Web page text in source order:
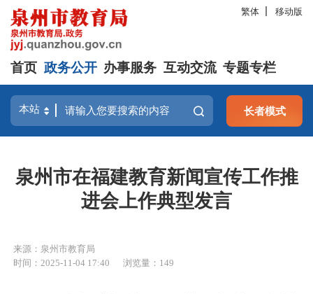
繁体 移动版
首页 政务公开 办事服务 互动交流 专题专栏
长者模式
泉州市在福建教育新闻宣传工作推
进会上作典型发言
来源：泉州市教育局
时间：2025-11-04 17:40
浏览量： 149